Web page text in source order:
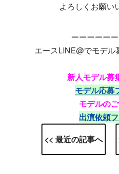
よろしくお願い
ーーーーー
エースLINE@でモデル
新人モデル募
モデル応募
モデルの
出演依頼
<< 最近の記事へ